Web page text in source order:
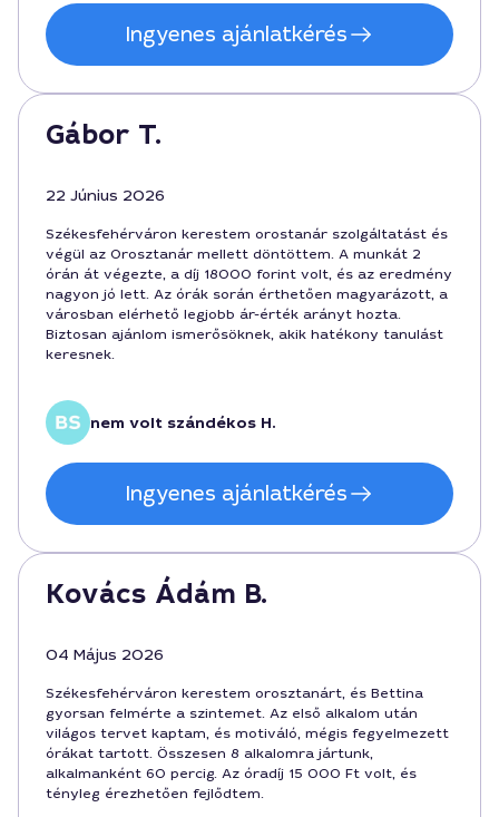
Ingyenes ajánlatkérés
Gábor T.
22 Június 2026
Székesfehérváron kerestem orostanár szolgáltatást és
végül az Orosztanár mellett döntöttem. A munkát 2
órán át végezte, a díj 18000 forint volt, és az eredmény
nagyon jó lett. Az órák során érthetően magyarázott, a
városban elérhető legjobb ár-érték arányt hozta.
Biztosan ajánlom ismerősöknek, akik hatékony tanulást
keresnek.
nem volt szándékos H.
Ingyenes ajánlatkérés
Kovács Ádám B.
04 Május 2026
Székesfehérváron kerestem orosztanárt, és Bettina
gyorsan felmérte a szintemet. Az első alkalom után
világos tervet kaptam, és motiváló, mégis fegyelmezett
órákat tartott. Összesen 8 alkalomra jártunk,
alkalmanként 60 percig. Az óradíj 15 000 Ft volt, és
tényleg érezhetően fejlődtem.